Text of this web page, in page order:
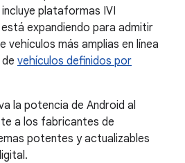
plataformas IVI
expandiendo para admitir
vehículos más amplias en línea
vehículos definidos por
la potencia de Android al
a los fabricantes de
potentes y actualizables